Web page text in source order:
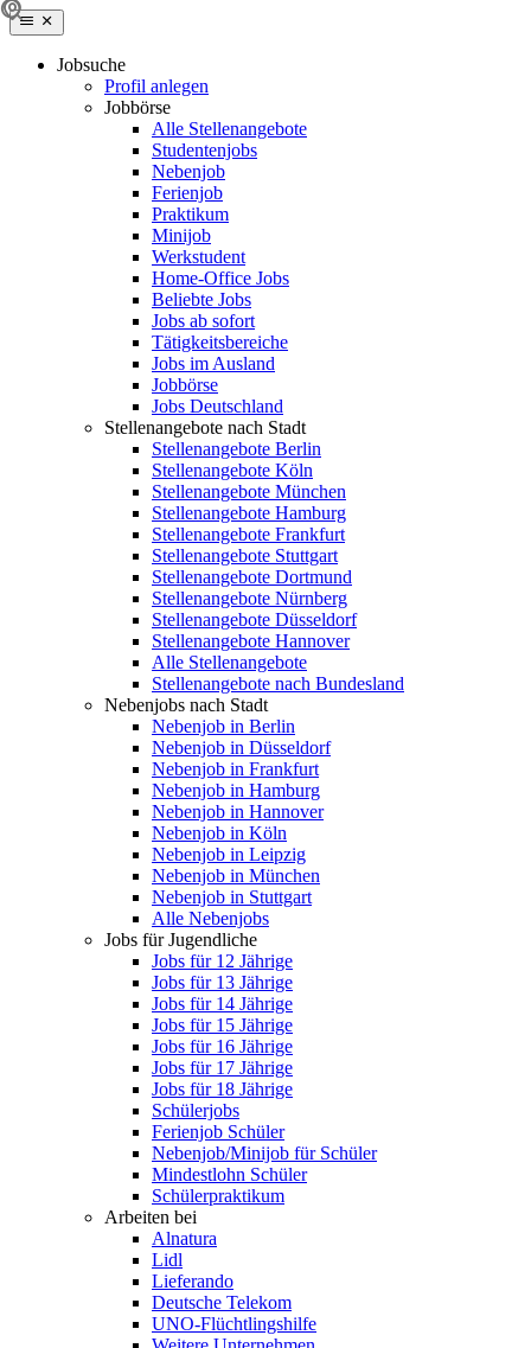
Jobsuche
Profil anlegen
Jobbörse
Alle Stellenangebote
Studentenjobs
Nebenjob
Ferienjob
Praktikum
Minijob
Werkstudent
Home-Office Jobs
Beliebte Jobs
Jobs ab sofort
Tätigkeitsbereiche
Jobs im Ausland
Jobbörse
Jobs Deutschland
Stellenangebote nach Stadt
Stellenangebote Berlin
Stellenangebote Köln
Stellenangebote München
Stellenangebote Hamburg
Stellenangebote Frankfurt
Stellenangebote Stuttgart
Stellenangebote Dortmund
Stellenangebote Nürnberg
Stellenangebote Düsseldorf
Stellenangebote Hannover
Alle Stellenangebote
Stellenangebote nach Bundesland
Nebenjobs nach Stadt
Nebenjob in Berlin
Nebenjob in Düsseldorf
Nebenjob in Frankfurt
Nebenjob in Hamburg
Nebenjob in Hannover
Nebenjob in Köln
Nebenjob in Leipzig
Nebenjob in München
Nebenjob in Stuttgart
Alle Nebenjobs
Jobs für Jugendliche
Jobs für 12 Jährige
Jobs für 13 Jährige
Jobs für 14 Jährige
Jobs für 15 Jährige
Jobs für 16 Jährige
Jobs für 17 Jährige
Jobs für 18 Jährige
Schülerjobs
Ferienjob Schüler
Nebenjob/Minijob für Schüler
Mindestlohn Schüler
Schülerpraktikum
Arbeiten bei
Alnatura
Lidl
Lieferando
Deutsche Telekom
UNO-Flüchtlingshilfe